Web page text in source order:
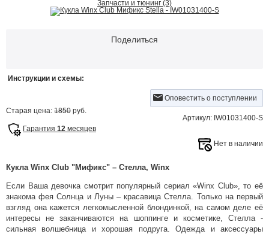
Запчасти и тюнинг (3)
Поделиться
Инструкции и схемы:
Оповестить о поступлении
Старая цена: 1850 руб.
Артикул: IW01031400-S
Гарантия 12 месяцев
Нет в наличии
Кукла Winx Club "Мификс" – Стелла, Winx
Если Ваша девочка смотрит популярный сериал «Winx Club», то её
знакома фея Солнца и Луны – красавица Стелла. Только на первый
взгляд она кажется легкомысленной блондинкой, на самом деле её
интересы не заканчиваются на шоппинге и косметике, Стелла -
сильная волшебница и хорошая подруга. Одежда и аксессуары